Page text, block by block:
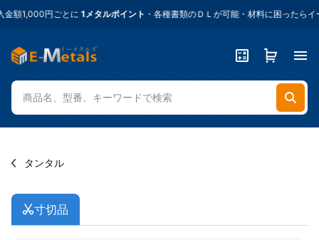
額1,000円ごとに 1メタルポイント・各種書類のＤＬが可能・材料に困ったらイー
タンタル
寸切品